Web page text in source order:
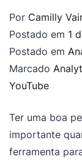
Por Camilly
Postado em 1
Postado em
Marcado
YouTube
Ter uma boa
importante
ferramenta